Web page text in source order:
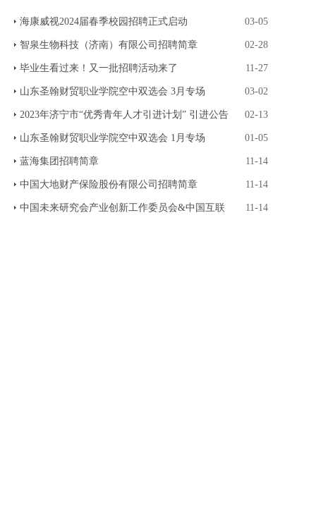
海康威视2024届春季校园招聘正式启动 03-05
智泉生物科技（济南）有限公司招聘简章 02-28
毕业生看过来！又一批招聘活动来了 11-27
山东圣翰财贸职业学院空中双选会 3月专场 03-02
2023年济宁市“优秀青年人才引进计划” 引进公告 02-13
山东圣翰财贸职业学院空中双选会 1月专场 01-05
蓝海集团招聘简章 11-14
中国大地财产保险股份有限公司招聘简章 11-14
中国未来研究会产业创新工作委员会&中国互联 11-14